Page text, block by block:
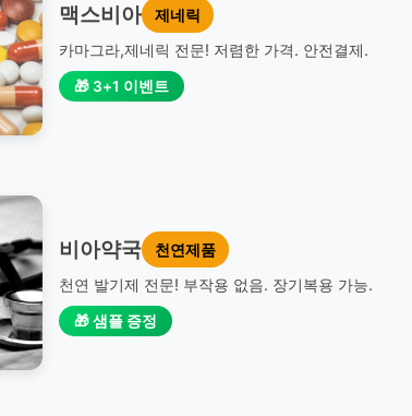
맥스비아
제네릭
카마그라,제네릭 전문! 저렴한 가격. 안전결제.
🎁 3+1 이벤트
비아약국
천연제품
천연 발기제 전문! 부작용 없음. 장기복용 가능.
🎁 샘플 증정